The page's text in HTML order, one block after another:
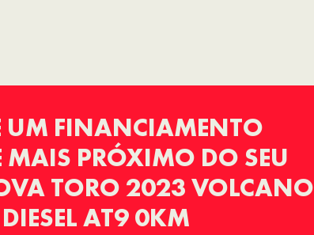
UM FINANCIAMENTO
MAIS PRÓXIMO DO SEU
TORO 2023 VOLCANO
AT9 0KM